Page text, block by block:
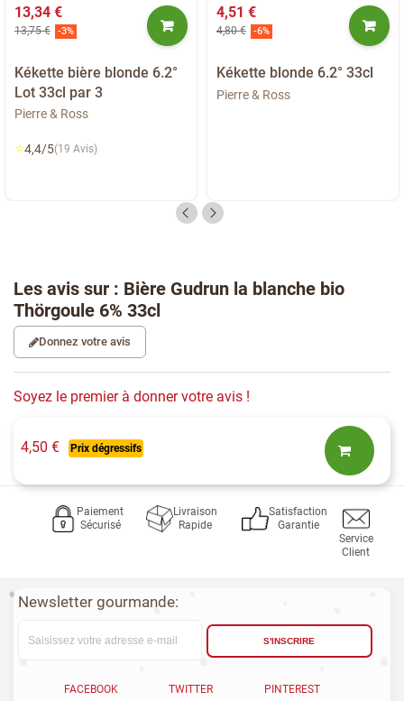
13,34 €
13,75 € -3%
Kékette bière blonde 6.2°
Lot 33cl par 3
Pierre & Ross
⭐4,4/5(19 Avis)
4,51 €
4,80 € -6%
Kékette blonde 6.2° 33cl
Pierre & Ross
Les avis sur : Bière Gudrun la blanche bio
Thörgoule 6% 33cl
Donnez votre avis
Soyez le premier à donner votre avis !
4,50 € Prix dégressifs
Paiement
Sécurisé
Livraison
Rapide
Satisfaction
Garantie
Service
Client
Newsletter gourmande:
S'INSCRIRE
FACEBOOK TWITTER PINTEREST